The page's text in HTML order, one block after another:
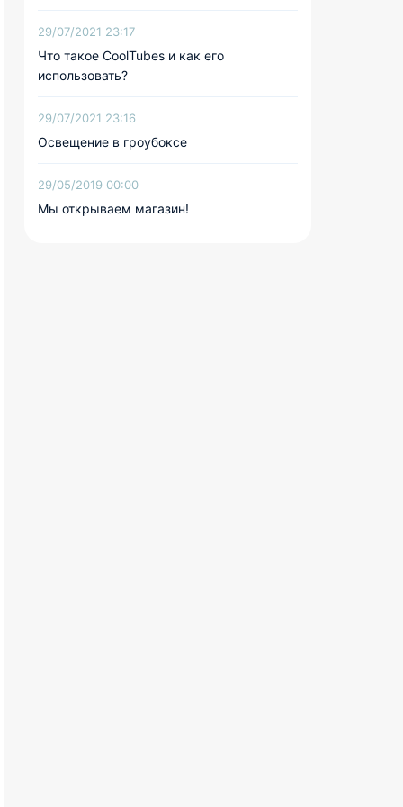
29/07/2021 23:17
Что такое CoolTubes и как его
использовать?
29/07/2021 23:16
Освещение в гроубоксе
29/05/2019 00:00
Мы открываем магазин!